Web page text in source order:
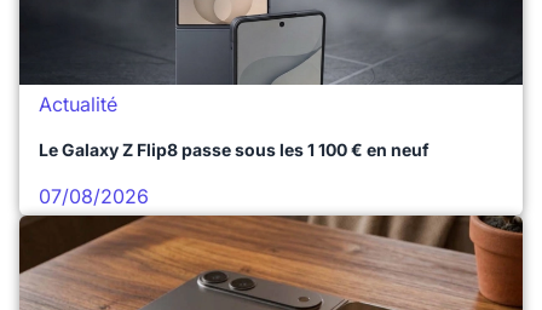
Actualité
Le Galaxy Z Flip8 passe sous les 1 100 € en neuf
07/08/2026